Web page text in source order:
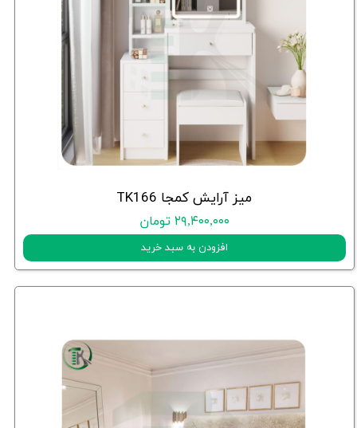
میز آرایش کمجا TK166
۲۹,۴۰۰,۰۰۰ تومان
افزودن به سبد خرید